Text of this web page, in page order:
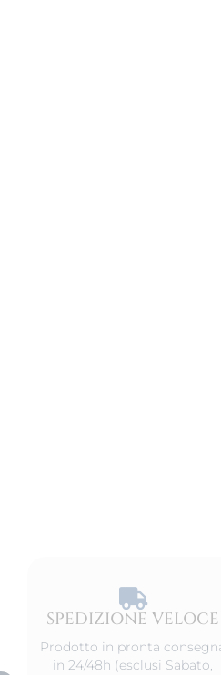
SPEDIZIONE VELOCE​
Prodotto in pronta
in 24/48h (esclusi Sabato,